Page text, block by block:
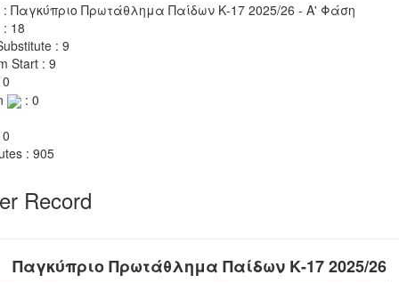
: Παγκύπριο Πρωτάθλημα Παίδων Κ-17 2025/26 - Α' Φάση
: 18
: 9
Start : 9
: 0
: 905
Record
Παγκύπριο Πρωτάθλημα Παίδων Κ-17 2025/26